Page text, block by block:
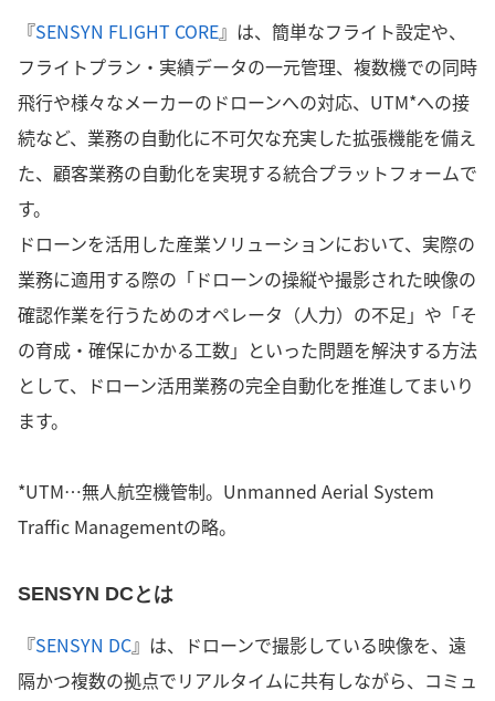
『SENSYN FLIGHT CORE』は、簡単なフライト設定や、
フライトプラン・実績データの一元管理、複数機での同時
飛行や様々なメーカーのドローンへの対応、UTM*への接
続など、業務の自動化に不可欠な充実した拡張機能を備え
た、顧客業務の自動化を実現する統合プラットフォームで
す。
ドローンを活用した産業ソリューションにおいて、実際の
業務に適用する際の「ドローンの操縦や撮影された映像の
確認作業を行うためのオペレータ（人力）の不足」や「そ
の育成・確保にかかる工数」といった問題を解決する方法
として、ドローン活用業務の完全自動化を推進してまいり
ます。
*UTM…無人航空機管制。Unmanned Aerial System
Traffic Managementの略。
SENSYN DCとは
『SENSYN DC』は、ドローンで撮影している映像を、遠
隔かつ複数の拠点でリアルタイムに共有しながら、コミュ